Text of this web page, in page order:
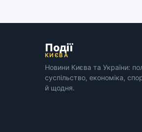
Події
КИЄВА
Новини Києва та України:
суспільство, економіка,
й щодня.